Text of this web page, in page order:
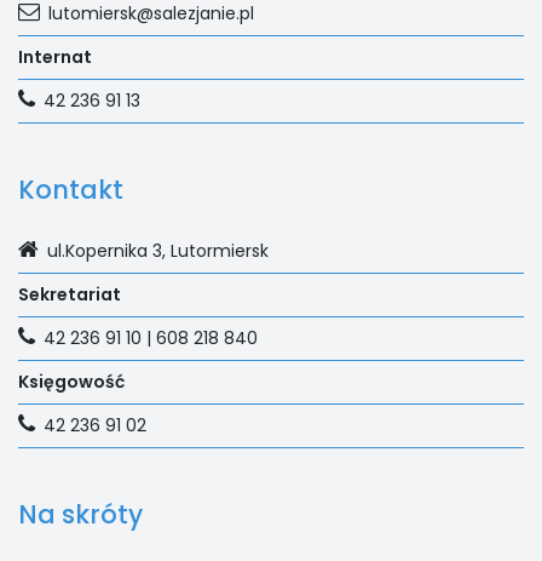
Na skróty
Kontakt
ul.Kopernika 3, Lutormiersk
Sekretariat
42 236 91 10 | 608 218 840
Księgowość
42 236 91 02
lutomiersk@salezjanie.pl
Internat
42 236 91 13